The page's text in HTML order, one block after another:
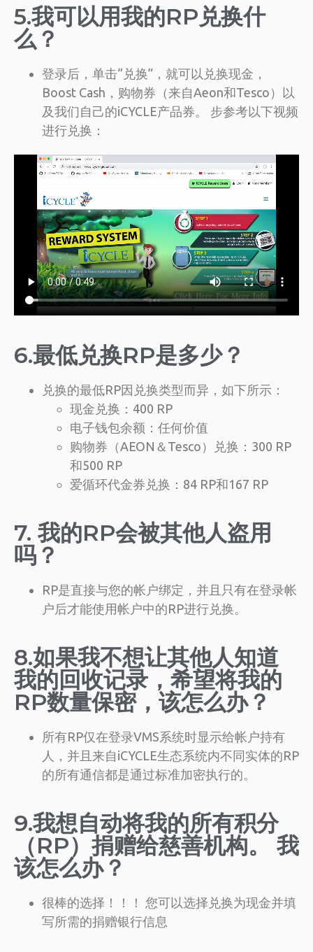
5.我可以用我的RP兑换什
么？
登录后，单击“兑换”，就可以兑换现金，
Boost Cash，购物券（来自Aeon和Tesco）以
及我们自己的iCYCLE产品券。 步参考以下视频
进行兑换：
6.最低兑换RP是多少？
兑换的最低RP因兑换类型而异，如下所示：
现金兑换：400 RP
电子钱包余额：任何价值
购物券（AEON＆Tesco）兑换：300 RP
和500 RP
爱循环代金券兑换：84 RP和167 RP
7. 我的RP会被其他人盗用
吗？
RP是直接与您的帐户绑定，并且只有在登录帐
户后才能使用帐户中的RP进行兑换。
8.如果我不想让其他人知道
我的回收记录，希望将我的
RP数量保密，该怎么办？
所有RP仅在登录VMS系统时显示给帐户持有
人，并且来自iCYCLE生态系统内不同实体的RP
的所有通信都是通过标准加密执行的。
9.我想自动将我的所有积分
（RP）捐赠给慈善机构。 我
该怎么办？
很棒的选择！！！ 您可以选择兑换为现金并填
写所需的捐赠银行信息